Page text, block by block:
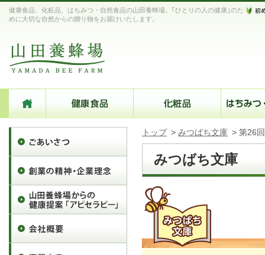
健康食品、化粧品、はちみつ・自然食品の山田養蜂場。｢ひとりの人の健康｣のた
めに大切な自然からの贈り物をお届けいたします。
トップ > みつばち文庫 > 第26
みつばち文庫